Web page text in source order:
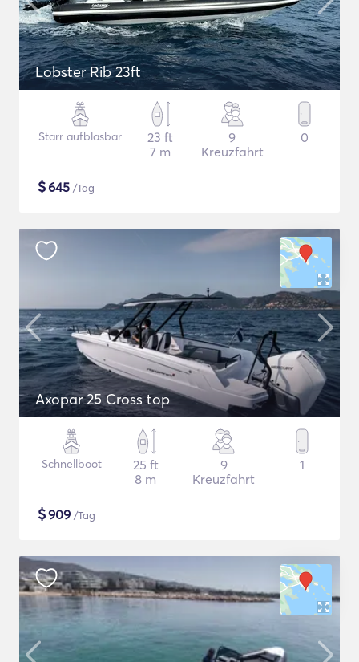
Lobster Rib 23ft
Starr aufblasbar
23 ft
7 m
9
Kreuzfahrt
0
$645 /Tag
Axopar 25 Cross top
Schnellboot
25 ft
8 m
9
Kreuzfahrt
1
$909 /Tag